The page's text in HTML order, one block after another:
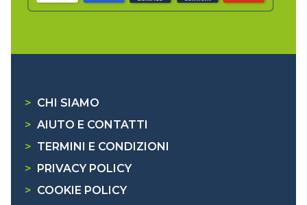
> CHI SIAMO
> AIUTO E CONTATTI
> TERMINI E CONDIZIONI
>
PRIVACY POLICY
> COOKIE POLICY